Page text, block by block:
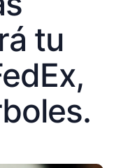
tu